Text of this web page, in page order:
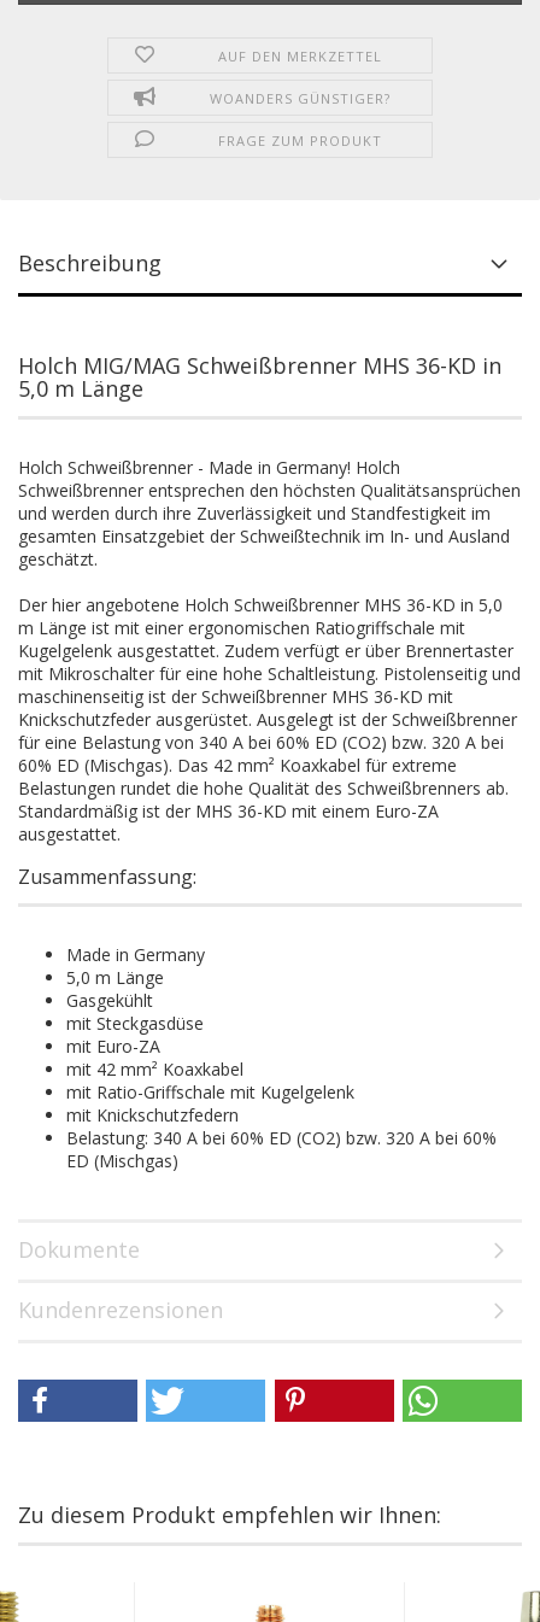
AUF DEN MERKZETTEL
WOANDERS GÜNSTIGER?
FRAGE ZUM PRODUKT
Beschreibung
Holch MIG/MAG Schweißbrenner MHS 36-KD in
5,0 m Länge
Holch Schweißbrenner - Made in Germany! Holch
Schweißbrenner entsprechen den höchsten Qualitätsansprüchen
und werden durch ihre Zuverlässigkeit und Standfestigkeit im
gesamten Einsatzgebiet der Schweißtechnik im In- und Ausland
geschätzt.
Der hier angebotene Holch Schweißbrenner MHS 36-KD in 5,0
m Länge ist mit einer ergonomischen Ratiogriffschale mit
Kugelgelenk ausgestattet. Zudem verfügt er über Brennertaster
mit Mikroschalter für eine hohe Schaltleistung. Pistolenseitig und
maschinenseitig ist der Schweißbrenner MHS 36-KD mit
Knickschutzfeder ausgerüstet. Ausgelegt ist der Schweißbrenner
für eine Belastung von 340 A bei 60% ED (CO2) bzw. 320 A bei
60% ED (Mischgas). Das 42 mm² Koaxkabel für extreme
Belastungen rundet die hohe Qualität des Schweißbrenners ab.
Standardmäßig ist der MHS 36-KD mit einem Euro-ZA
ausgestattet.
Zusammenfassung:
Made in Germany
5,0 m Länge
Gasgekühlt
mit Steckgasdüse
mit Euro-ZA
mit ​42 mm² Koaxkabel
mit Ratio-Griffschale mit Kugelgelenk
mit Knickschutzfedern
Belastung: 340 A bei 60% ED (CO2) bzw. 320 A bei 60%
ED (Mischgas)
Dokumente
Kundenrezensionen
Zu diesem Produkt empfehlen wir Ihnen: